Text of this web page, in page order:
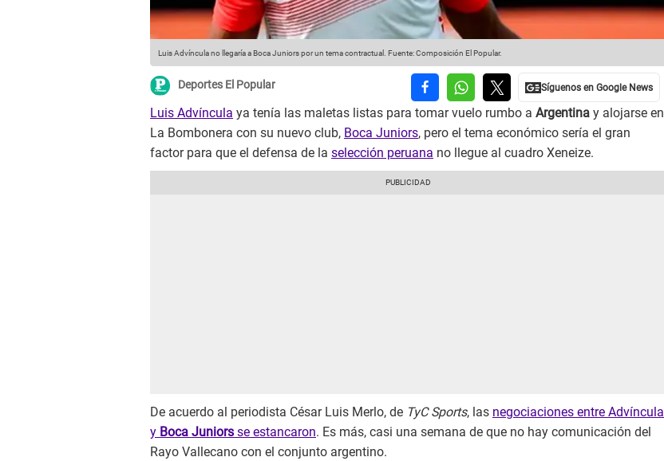
Luis Advíncula no llegaría a Boca Juniors por un tema contractual. Fuente: Composición El Popular.
Deportes El Popular
Luis Advíncula ya tenía las maletas listas para tomar vuelo rumbo a Argentina y alojarse en
La Bombonera con su nuevo club, Boca Juniors, pero el tema económico sería el gran
factor para que el defensa de la selección peruana no llegue al cuadro Xeneize.
De acuerdo al periodista César Luis Merlo, de TyC Sports, las negociaciones entre Advíncula
y Boca Juniors se estancaron. Es más, casi una semana de que no hay comunicación del
Rayo Vallecano con el conjunto argentino.